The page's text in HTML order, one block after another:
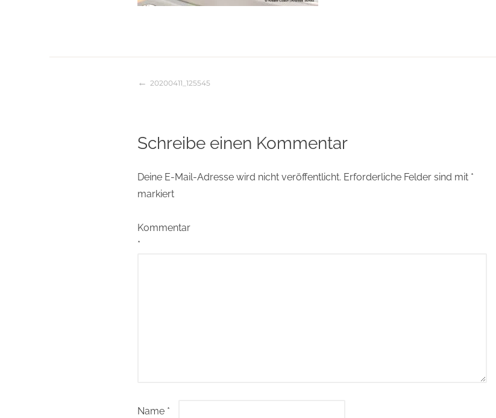
Beitragsnavigation
20200411_125545
Schreibe einen Kommentar
Deine E-Mail-Adresse wird nicht veröffentlicht. Erforderliche Felder sind mit *
markiert
Kommentar
*
Name *